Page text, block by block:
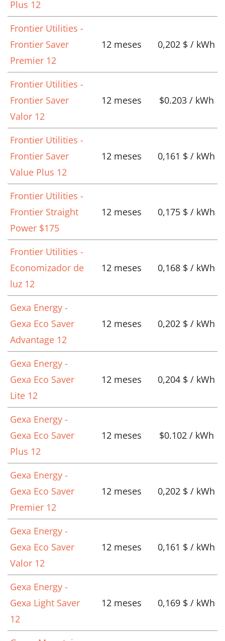
Plus 12
Frontier Utilities -
Frontier Saver
Premier 12
12 meses 0,202 $ / kWh
Frontier Utilities -
Frontier Saver
Valor 12
12 meses $0.203 / kWh
Frontier Utilities -
Frontier Saver
Value Plus 12
12 meses 0,161 $ / kWh
Frontier Utilities -
Frontier Straight
Power $175
12 meses 0,175 $ / kWh
Frontier Utilities -
Economizador de
luz 12
12 meses 0,168 $ / kWh
Gexa Energy -
Gexa Eco Saver
Advantage 12
12 meses 0,202 $ / kWh
Gexa Energy -
Gexa Eco Saver
Lite 12
12 meses 0,204 $ / kWh
Gexa Energy -
Gexa Eco Saver
Plus 12
12 meses $0.102 / kWh
Gexa Energy -
Gexa Eco Saver
Premier 12
12 meses 0,202 $ / kWh
Gexa Energy -
Gexa Eco Saver
Valor 12
12 meses 0,161 $ / kWh
Gexa Energy -
Gexa Light Saver
12
12 meses 0,169 $ / kWh